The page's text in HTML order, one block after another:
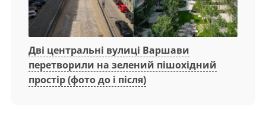
Дві центральні вулиці Варшави
перетворили на зелений пішохідний
простір (фото до і після)